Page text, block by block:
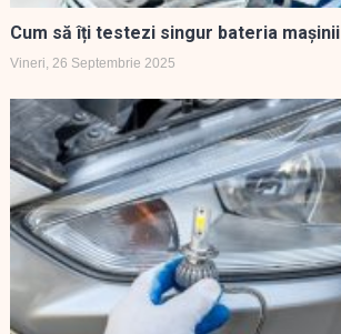
Cum să îți testezi singur bateria mașinii
Vineri, 26 Septembrie 2025